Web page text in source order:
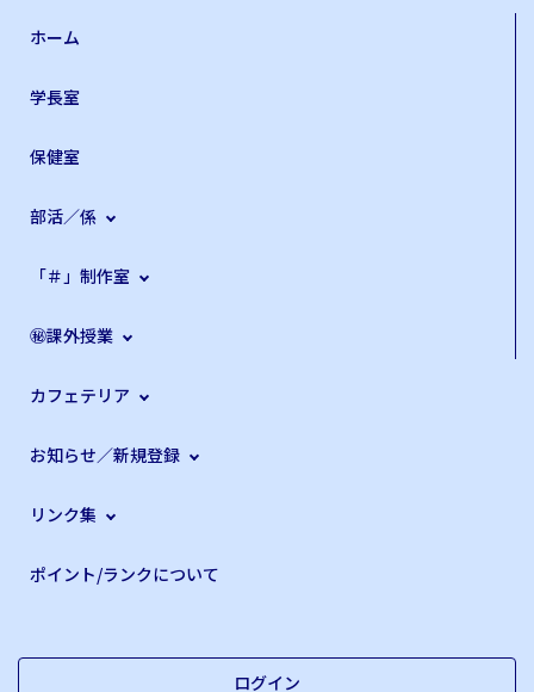
ホーム
学長室
保健室
部活／係
「＃」制作室
㊙課外授業
カフェテリア
お知らせ／新規登録
リンク集
ポイント/ランクについて
ログイン